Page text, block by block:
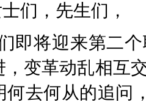
们，先生们，
即将迎来第二
变革动乱相互
何去何从的追问